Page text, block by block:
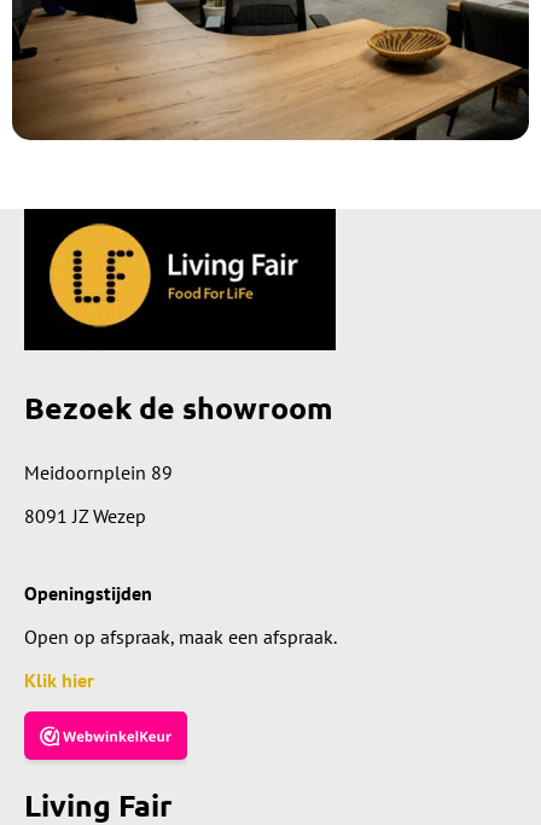
Bezoek de showroom
Meidoornplein 89
8091 JZ Wezep
Openingstijden
Open op afspraak, maak een afspraak.
Klik hier
Living Fair